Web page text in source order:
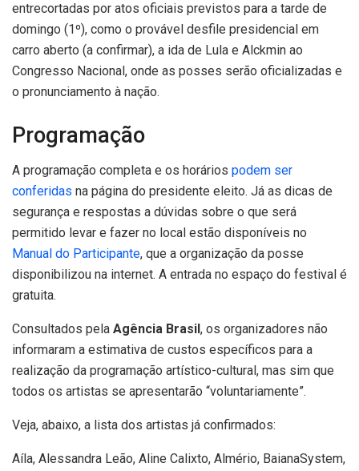
entrecortadas por atos oficiais previstos para a tarde de
domingo (1º), como o provável desfile presidencial em
carro aberto (a confirmar), a ida de Lula e Alckmin ao
Congresso Nacional, onde as posses serão oficializadas e
o pronunciamento à nação.
Programação
A programação completa e os horários podem ser
conferidas na página do presidente eleito. Já as dicas de
segurança e respostas a dúvidas sobre o que será
permitido levar e fazer no local estão disponíveis no
Manual do Participante, que a organização da posse
disponibilizou na internet. A entrada no espaço do festival é
gratuita.
Consultados pela Agência Brasil , os organizadores não
informaram a estimativa de custos específicos para a
realização da programação artístico-cultural, mas sim que
todos os artistas se apresentarão “voluntariamente”.
Veja, abaixo, a lista dos artistas já confirmados:
Aíla, Alessandra Leão, Aline Calixto, Almério, BaianaSystem,